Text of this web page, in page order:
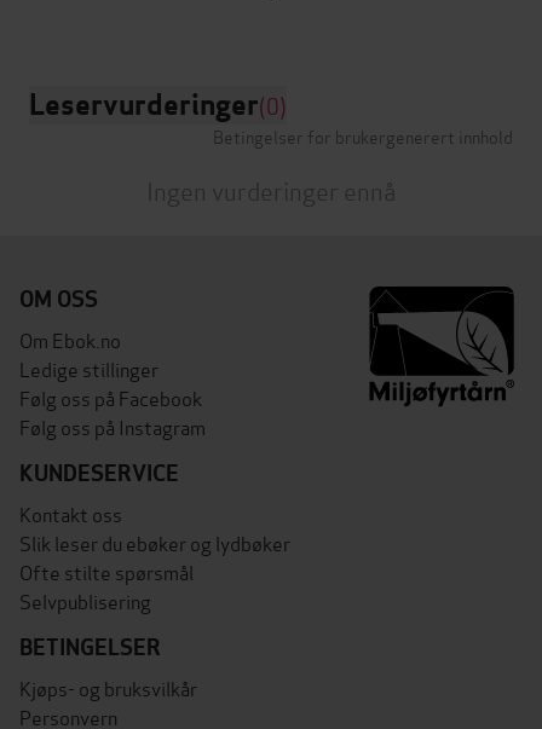
Leservurderinger(0)
Betingelser for brukergenerert innhold
Ingen vurderinger ennå
OM OSS
Om Ebok.no
Ledige stillinger
Følg oss på Facebook
Følg oss på Instagram
KUNDESERVICE
Kontakt oss
Slik leser du ebøker og lydbøker
Ofte stilte spørsmål
Selvpublisering
BETINGELSER
Kjøps- og bruksvilkår
Personvern